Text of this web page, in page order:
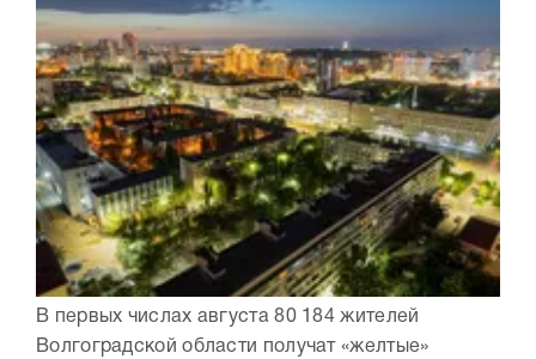
В первых числах августа 80 184 жителей
Волгоградской области получат «желтые»